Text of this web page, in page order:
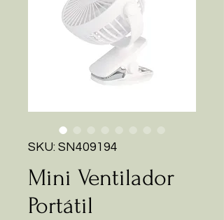
SKU: SN409194
Mini Ventilador
Portátil